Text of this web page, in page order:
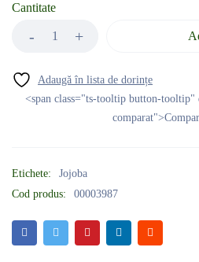
Cantitate
<span class="ts-tooltip button-
Etichete:
Jojoba
Cod produs:
00003987